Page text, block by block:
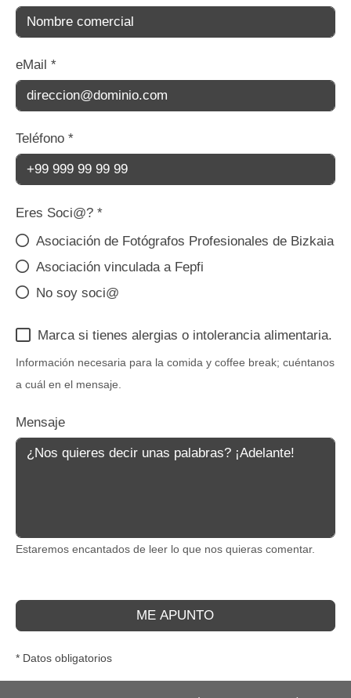
eMail *
Teléfono *
Eres Soci@? *
Asociación de Fotógrafos Profesionales de Bizkaia
Asociación vinculada a Fepfi
No soy soci@
Marca si tienes alergias o intolerancia alimentaria.
Información necesaria para la comida y coffee break; cuéntanos
a cuál en el mensaje.
Mensaje
Estaremos encantados de leer lo que nos quieras comentar.
ME APUNTO
* Datos obligatorios